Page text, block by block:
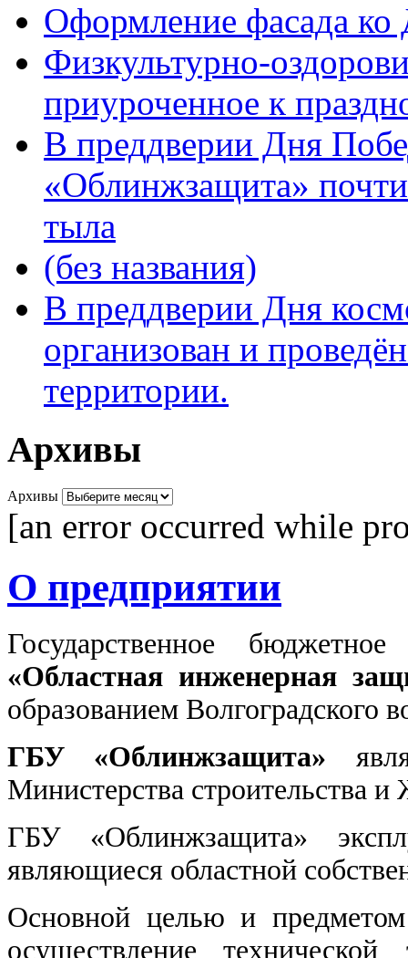
Оформление фасада
Физкультурно-
приуроченное к
В преддверии Дня
«Облинжзащита»
тыла
(без названия)
В преддверии Дня
организован и
территории.
Архивы
Архивы
[an error occurred while
О предприятии
Государственное
«Областная инженерная
образованием Волгоградского
ГБУ «Облинжзащита»
Министерства строительства
ГБУ «Облинжзащита»
являющиеся областной
Основной целью и предметом
осуществление